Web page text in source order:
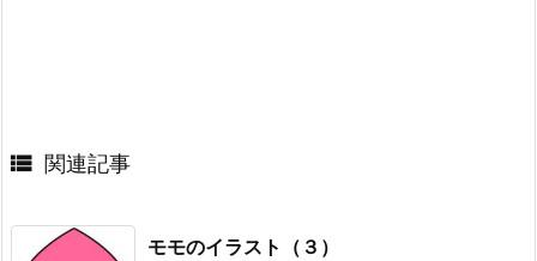
 関連記事
モモのイラスト（３）